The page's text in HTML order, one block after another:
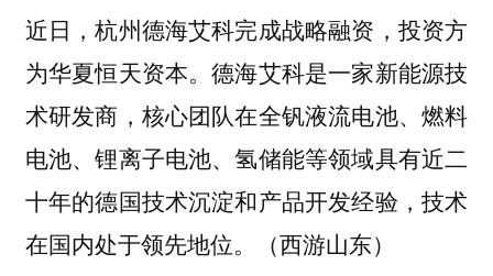
近日，杭州德海艾科完成战略融资，投资方
为华夏恒天资本。德海艾科是一家新能源技
术研发商，核心团队在全钒液流电池、燃料
电池、锂离子电池、氢储能等领域具有近二
十年的德国技术沉淀和产品开发经验，技术
在国内处于领先地位。（西游山东）